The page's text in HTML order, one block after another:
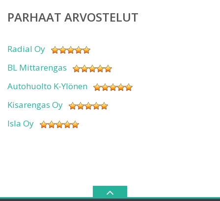
PARHAAT ARVOSTELUT
Radial Oy
BL Mittarengas
Autohuolto K-Ylönen
Kisarengas Oy
Isla Oy